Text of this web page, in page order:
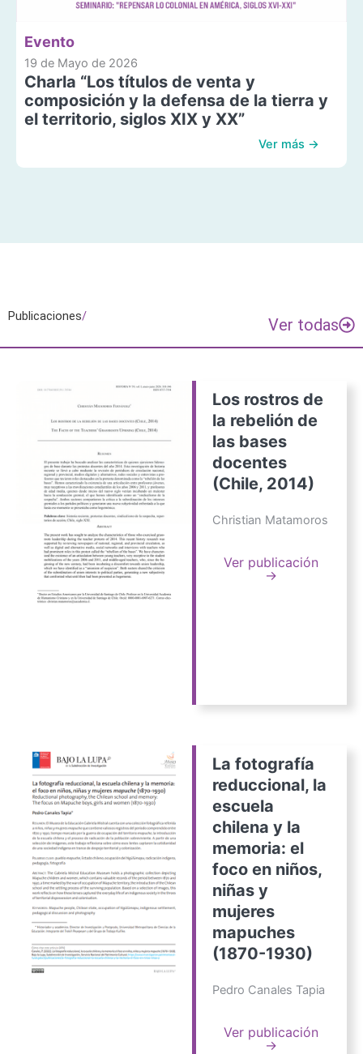
Evento
19 de Mayo de 2026
Charla “Los títulos de venta y
composición y la defensa de la tierra y
el territorio, siglos XIX y XX”
Ver más →
Publicaciones/ Ver todas
Los rostros de
la rebelión de
las bases
docentes
(Chile, 2014)
Christian Matamoros
Ver publicación
→
La fotografía
reduccional, la
escuela
chilena y la
memoria: el
foco en niños,
niñas y
mujeres
mapuches
(1870-1930)
Pedro Canales Tapia
Ver publicación
→